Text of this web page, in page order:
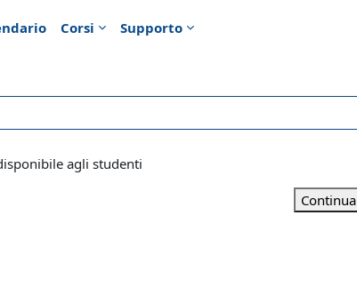
Corsi Supporto
agli studenti
Continua